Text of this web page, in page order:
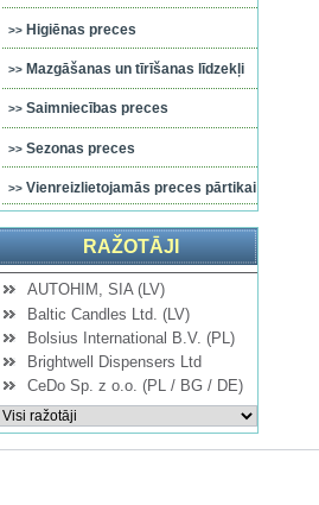
Higiēnas preces
Mazgāšanas un tīrīšanas līdzekļi
Saimniecības preces
Sezonas preces
Vienreizlietojamās preces pārtikai
RAŽOTĀJI
AUTOHIM, SIA (LV)
Baltic Candles Ltd. (LV)
Bolsius International B.V. (PL)
Brightwell Dispensers Ltd
CeDo Sp. z o.o. (PL / BG / DE)